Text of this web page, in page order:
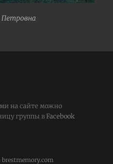
Петровна
на сайте можно
группы вFacebook
brestmemory.com